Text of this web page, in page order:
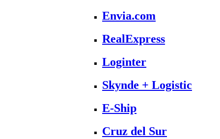
Envia.com
RealExpress
Loginter
Skynde + Logistic
E-Ship
Cruz del Sur